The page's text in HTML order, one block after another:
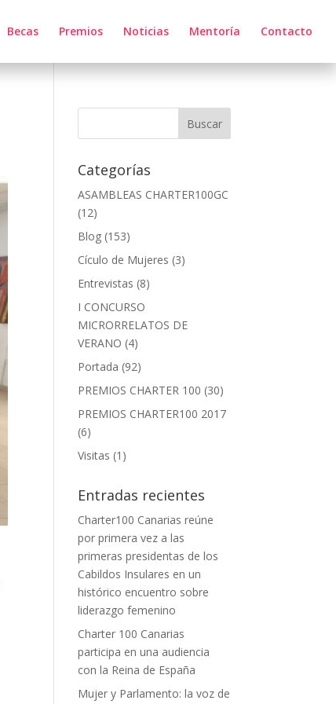
Becas Premios Noticias Mentoría Contacto
Categorías
ASAMBLEAS CHARTER100GC
(12)
Blog (153)
Cículo de Mujeres (3)
Entrevistas (8)
I CONCURSO
MICRORRELATOS DE
VERANO (4)
Portada (92)
PREMIOS CHARTER 100 (30)
PREMIOS CHARTER100 2017
(6)
Visitas (1)
Entradas recientes
Charter100 Canarias reúne
por primera vez a las
primeras presidentas de los
Cabildos Insulares en un
histórico encuentro sobre
liderazgo femenino
Charter 100 Canarias
participa en una audiencia
con la Reina de España
Mujer y Parlamento: la voz de